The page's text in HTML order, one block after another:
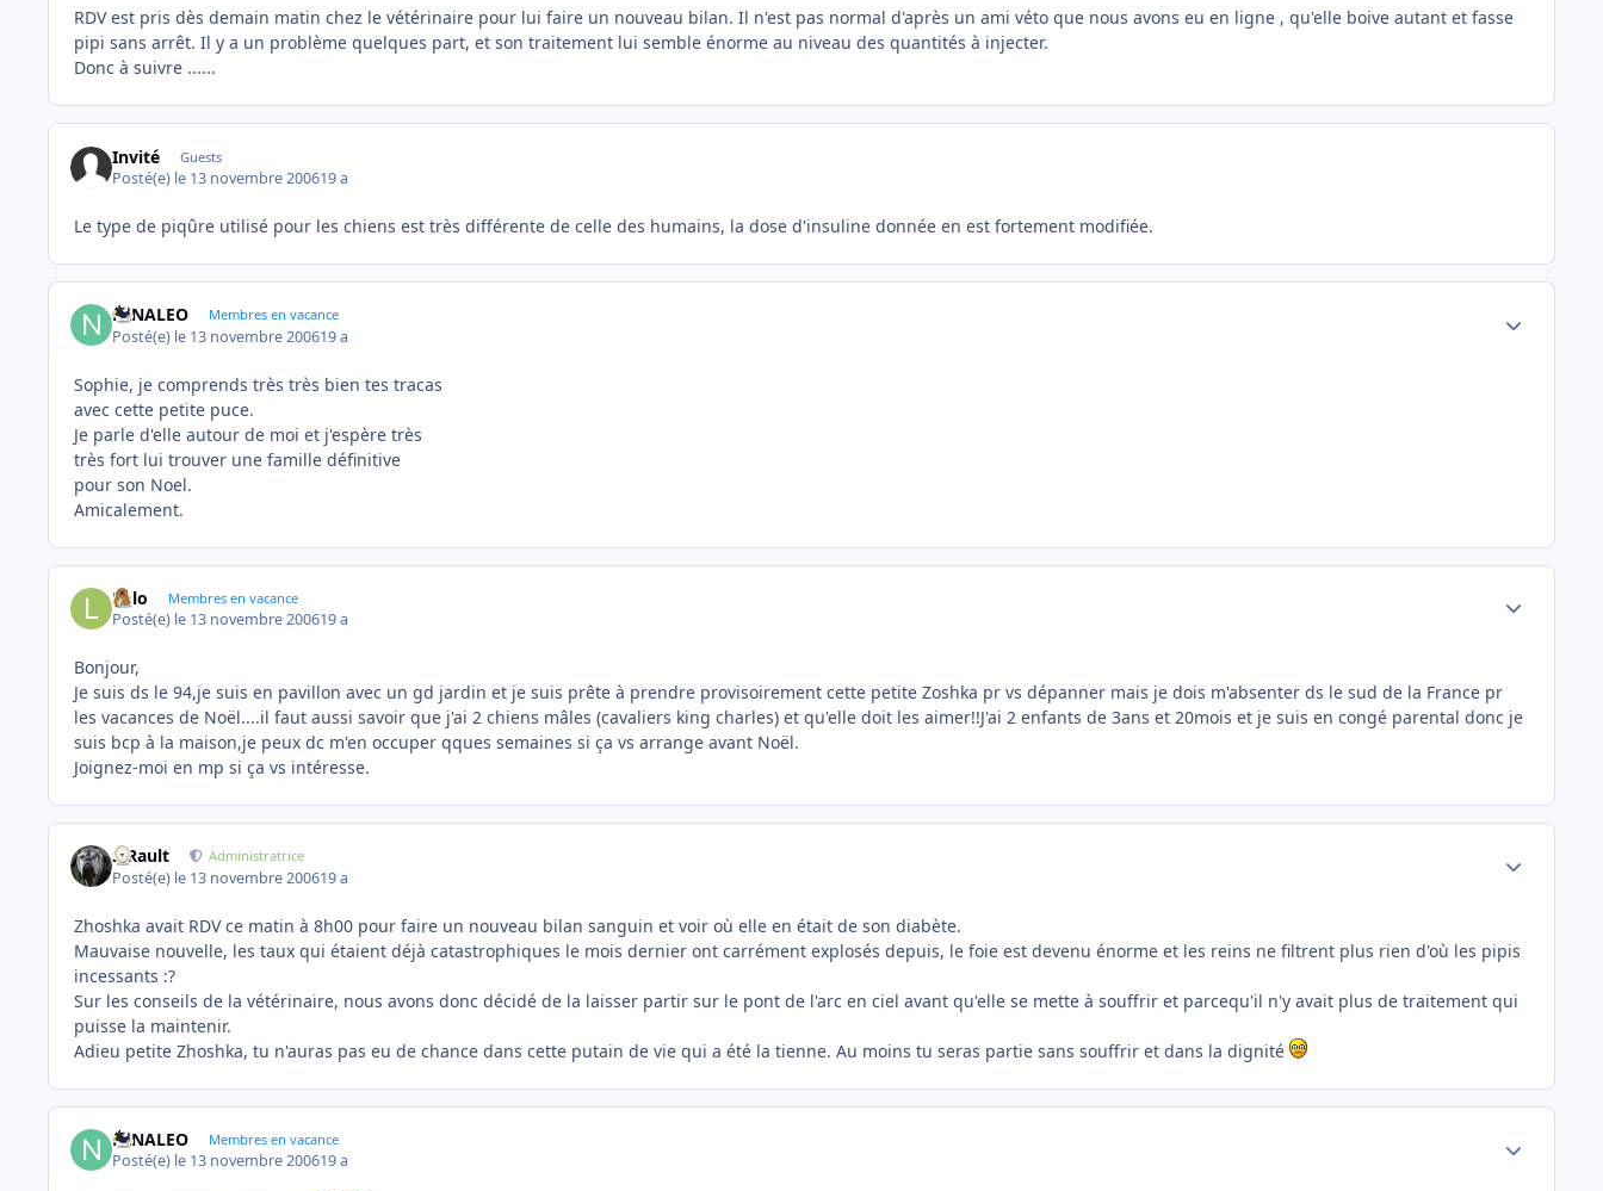
RDV est pris dès demain matin chez le vétérinaire pour lui faire un nouveau bilan. Il n'est pas normal d'après un ami véto que nous avons eu en ligne , qu'elle boive autant et fasse
pipi sans arrêt. Il y a un problème quelques part, et son traitement lui semble énorme au niveau des quantités à injecter.
Donc à suivre ......
Invité Guests
Posté(e) le 13 novembre 200619 a
Le type de piqûre utilisé pour les chiens est très différente de celle des humains, la dose d'insuline donnée en est fortement modifiée.
NINALEO Membres en vacance
Posté(e) le 13 novembre 200619 a
Sophie, je comprends très très bien tes tracas
avec cette petite puce.
Je parle d'elle autour de moi et j'espère très
très fort lui trouver une famille définitive
pour son Noel.
Amicalement.
Lolo Membres en vacance
Posté(e) le 13 novembre 200619 a
Bonjour,
Je suis ds le 94,je suis en pavillon avec un gd jardin et je suis prête à prendre provisoirement cette petite Zoshka pr vs dépanner mais je dois m'absenter ds le sud de la France pr
les vacances de Noël....il faut aussi savoir que j'ai 2 chiens mâles (cavaliers king charles) et qu'elle doit les aimer!!J'ai 2 enfants de 3ans et 20mois et je suis en congé parental donc je
suis bcp à la maison,je peux dc m'en occuper qques semaines si ça vs arrange avant Noël.
Joignez-moi en mp si ça vs intéresse.
S.Rault Administratrice
Posté(e) le 13 novembre 200619 a
Zhoshka avait RDV ce matin à 8h00 pour faire un nouveau bilan sanguin et voir où elle en était de son diabète.
Mauvaise nouvelle, les taux qui étaient déjà catastrophiques le mois dernier ont carrément explosés depuis, le foie est devenu énorme et les reins ne filtrent plus rien d'où les pipis
incessants :?
Sur les conseils de la vétérinaire, nous avons donc décidé de la laisser partir sur le pont de l'arc en ciel avant qu'elle se mette à souffrir et parcequ'il n'y avait plus de traitement qui
puisse la maintenir.
Adieu petite Zhoshka, tu n'auras pas eu de chance dans cette putain de vie qui a été la tienne. Au moins tu seras partie sans souffrir et dans la dignité
NINALEO Membres en vacance
Posté(e) le 13 novembre 200619 a